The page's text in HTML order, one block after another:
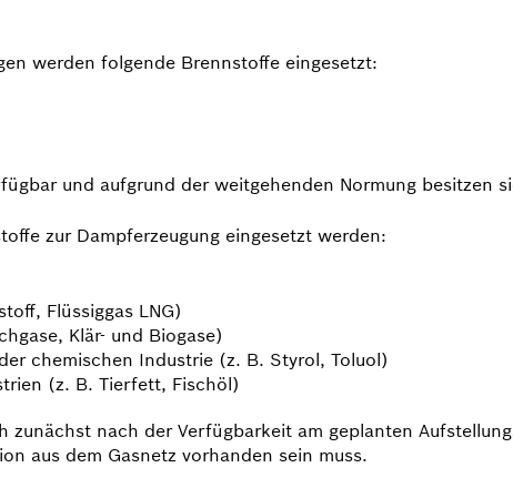
werden folgende Brennstoffe eingesetzt:
und aufgrund der weitgehenden Normung besitzen
zur Dampferzeugung eingesetzt werden:
Flüssiggas LNG)
Klär- und Biogase)
chemischen Industrie (z. B. Styrol, Toluol)
(z. B. Tierfett, Fischöl)
zunächst nach der Verfügbarkeit am geplanten
aus dem Gasnetz vor­handen sein muss.